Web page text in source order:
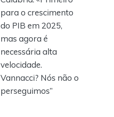
para o crescimento
do PIB em 2025,
mas agora é
necessária alta
velocidade.
Vannacci? Nós não o
perseguimos”